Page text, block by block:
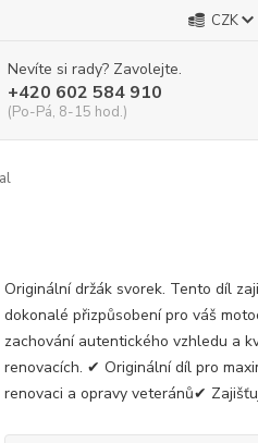
CZK
Nevíte si rady? Zavolejte.
+420 602 584 910
(Po-Pá, 8-15 hod.)
Originální držák svorek. Tento díl
dokonalé přizpůsobení pro váš
zachování autentického vzhledu a
renovacích. ✔ Originální díl pro
renovaci a opravy veteránů✔